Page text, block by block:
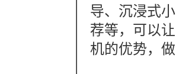
导、沉浸式
荐等，可以
机的优势，